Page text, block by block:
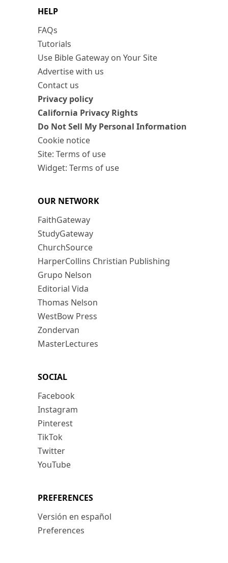
HELP
FAQs
Tutorials
Use Bible Gateway on Your Site
Advertise with us
Contact us
Privacy policy
California Privacy Rights
Do Not Sell My Personal Information
Cookie notice
Site: Terms of use
Widget: Terms of use
OUR NETWORK
FaithGateway
StudyGateway
ChurchSource
HarperCollins Christian Publishing
Grupo Nelson
Editorial Vida
Thomas Nelson
WestBow Press
Zondervan
MasterLectures
SOCIAL
Facebook
Instagram
Pinterest
TikTok
Twitter
YouTube
PREFERENCES
Versión en español
Preferences